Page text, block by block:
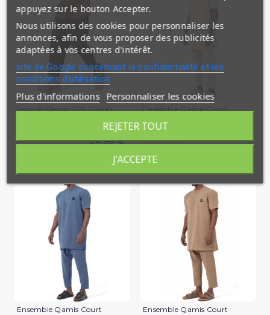
34,90 €
En stock
Ensemble Qamis Court
Ensemble Qamis Court
appuyez sur le bouton Accepter.
Nous utilisons des cookies pour personnaliser les
annonces, afin de vous proposer des publicités
adaptées à vos centres d'intérêt.
site de Google concernant la confidentialité et les
conditions d'utilisation
Plus d'informations Personnaliser les cookies
REJETER TOUT
J'ACCEPTE